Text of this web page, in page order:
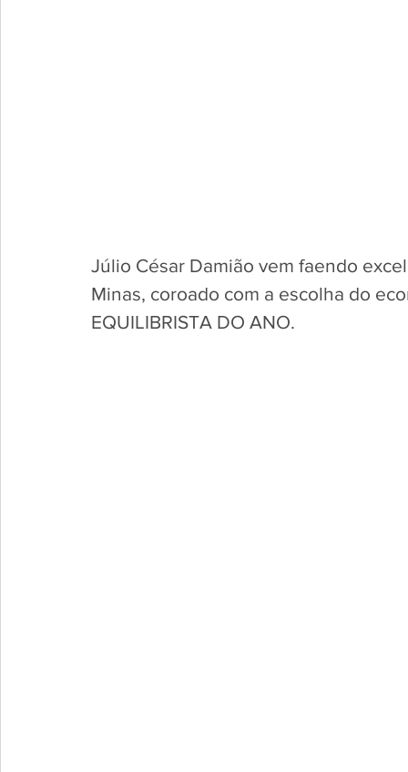
Júlio César Damião vem faendo
Minas, coroado com a escolha do
EQUILIBRISTA DO ANO.